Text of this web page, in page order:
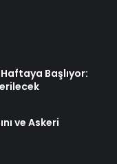
Başlıyor:
ve Askeri